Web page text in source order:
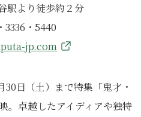
駅より徒歩約２分
3336・5440
jp.com
日（土）まで特集「鬼才・
。卓越したアイディアや独特